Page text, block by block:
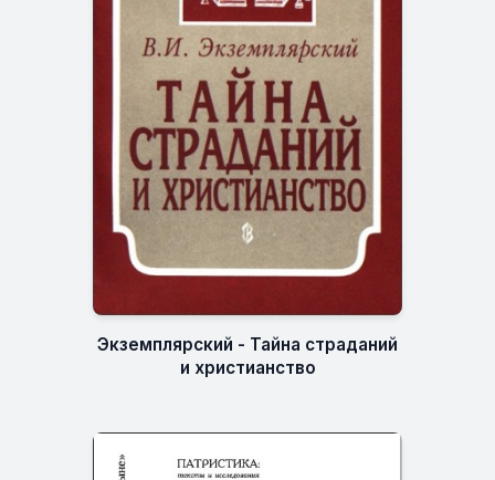
Экземплярский - Тайна страданий
и христианство